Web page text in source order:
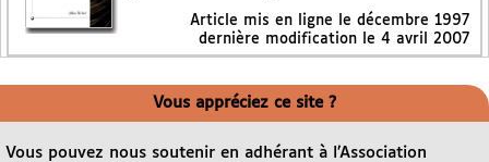
Article mis en ligne le décembre 1997
dernière modification le 4 avril 2007
Vous appréciez ce site ?
Vous pouvez nous soutenir en adhérant à l’Association